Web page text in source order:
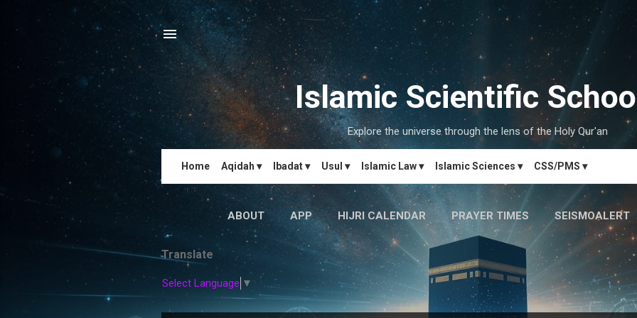
Skip to main content
Islamic Scientific
Explore the universe through the lens of the Holy Qur'an
Home Aqidah ▾ Ibadat ▾ Usul ▾ Islamic Law ▾ Islamic Sciences ▾ CSS/PMS ▾
ABOUT APP HIJRI CALENDAR PRAYER TIMES SEISMOALERT
MARRIAGE MATCH CONTACT US MORE…
Translate
Select Language ▼